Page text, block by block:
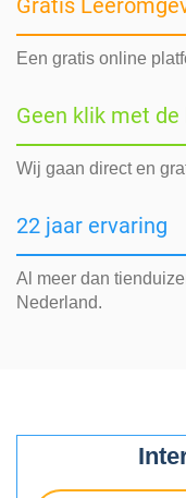
Gratis
Een gratis online
Geen klik met
Wij gaan direct en
22 jaar ervaring
Al meer dan
Nederland.